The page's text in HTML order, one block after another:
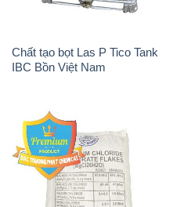
Chất tạo bọt Las P Tico Tank
IBC Bồn Việt Nam